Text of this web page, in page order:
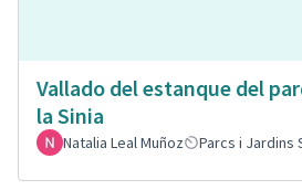
Vallado del estanque del
la Sinia
Natalia Leal Muñoz Parcs i Jardins